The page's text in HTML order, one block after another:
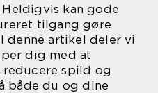
kan gode
tilgang gøre
denne artikel deler vi
dig med at
spild og
både du og dine